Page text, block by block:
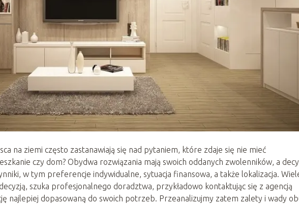
na ziemi często zastanawiają się nad pytaniem, które zdaje się nie mieć
czy dom? Obydwa rozwiązania mają swoich oddanych zwolenników, a
w tym preferencje indywidualne, sytuacja finansowa, a także lokalizacja.
szuka profesjonalnego doradztwa, przykładowo kontaktując się z agencją
najlepiej dopasowaną do swoich potrzeb. Przeanalizujmy zatem zalety i wady